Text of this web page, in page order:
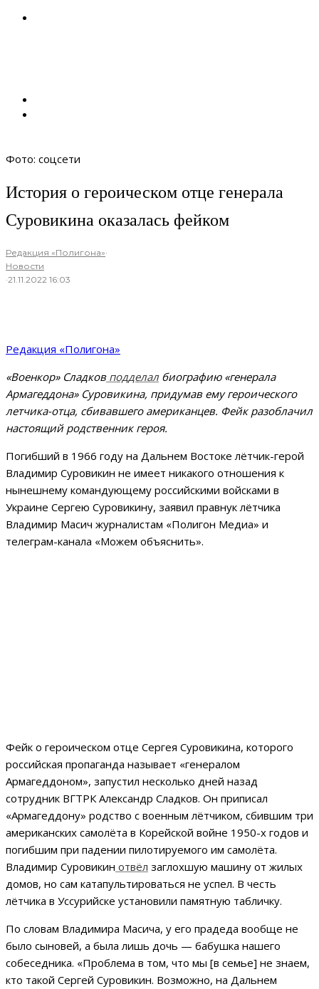
Фото: соцсети
История о героическом отце генерала
Суровикина оказалась фейком
Редакция «Полигона»·
Новости
·21.11.2022 16:03
Редакция «Полигона»
«Военкор» Сладковподделалбиографию «генерала
Армагеддона» Суровикина, придумав ему героического
летчика-отца, сбивавшего американцев. Фейк разоблачил
настоящий родственник героя.
Погибший в 1966 году на Дальнем Востоке лётчик-герой
Владимир Суровикин не имеет никакого отношения к
нынешнему командующему российскими войсками в
Украине Сергею Суровикину, заявил правнук лётчика
Владимир Масич журналистам «Полигон Медиа» и
телеграм-канала «Можем объяснить».
Фейк о героическом отце Сергея Суровикина, которого
российская пропаганда называет «генералом
Армагеддоном», запустил несколько дней назад
сотрудник ВГТРК Александр Сладков. Он приписал
«Армагеддону» родство с военным лётчиком, сбившим три
американских самолёта в Корейской войне 1950-х годов и
погибшим при падении пилотируемого им самолёта.
Владимир Суровикин отвёл заглохшую машину от жилых
домов, но сам катапультироваться не успел. В честь
лётчика в Уссурийске установили памятную табличку.
По словам Владимира Масича, у его прадеда вообще не
было сыновей, а была лишь дочь — бабушка нашего
собеседника. «Проблема в том, что мы [в семье] не знаем,
кто такой Сергей Суровикин. Возможно, на Дальнем